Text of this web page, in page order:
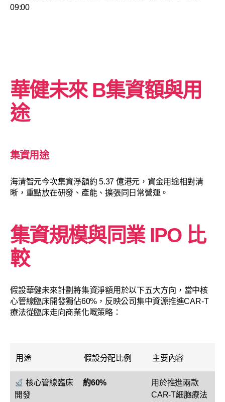
09:00
華健未來 B集資額與用
途
集資用途
海清智元今次集資淨額約 5.37 億港元，資金用途相對清
晰，重點放在研發、產能、擴張同日常營運。
集資規模與同業 IPO 比
較
假設華健未來計劃將集資淨額用於以下五大方向，當中核
心管線臨床開發獨佔60%，反映公司集中資源推進CAR-T
療法從臨床走向商業化嘅策略：
用途 假設分配比例 主要內容
核心管線臨床
開發
約60%
用於推進兩款
CAR-T細胞療法